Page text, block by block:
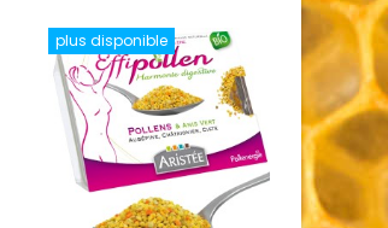
plus disponible